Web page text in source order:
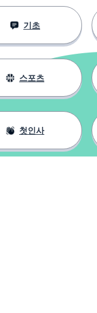
기초
스포츠
첫인사